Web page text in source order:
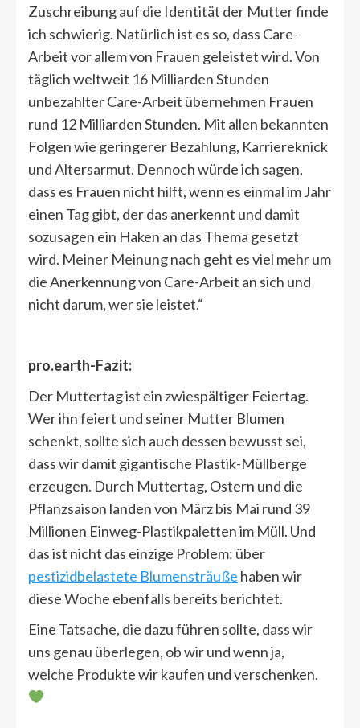
Zuschreibung auf die Identität der Mutter finde
ich schwierig. Natürlich ist es so, dass Care-
Arbeit vor allem von Frauen geleistet wird. Von
täglich weltweit 16 Milliarden Stunden
unbezahlter Care-Arbeit übernehmen Frauen
rund 12 Milliarden Stunden. Mit allen bekannten
Folgen wie geringerer Bezahlung, Karriereknick
und Altersarmut. Dennoch würde ich sagen,
dass es Frauen nicht hilft, wenn es einmal im Jahr
einen Tag gibt, der das anerkennt und damit
sozusagen ein Haken an das Thema gesetzt
wird. Meiner Meinung nach geht es viel mehr um
die Anerkennung von Care-Arbeit an sich und
nicht darum, wer sie leistet.“
pro.earth-Fazit:
Der Muttertag ist ein zwiespältiger Feiertag.
Wer ihn feiert und seiner Mutter Blumen
schenkt, sollte sich auch dessen bewusst sei,
dass wir damit gigantische Plastik-Müllberge
erzeugen. Durch Muttertag, Ostern und die
Pflanzsaison landen von März bis Mai rund 39
Millionen Einweg-Plastikpaletten im Müll. Und
das ist nicht das einzige Problem: über
pestizidbelastete Blumensträuße haben wir
diese Woche ebenfalls bereits berichtet.
Eine Tatsache, die dazu führen sollte, dass wir
uns genau überlegen, ob wir und wenn ja,
welche Produkte wir kaufen und verschenken.